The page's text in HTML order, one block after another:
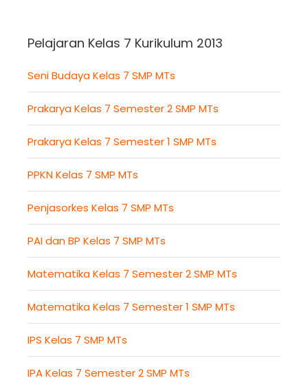
Pelajaran Kelas 7 Kurikulum 2013
Seni Budaya Kelas 7 SMP MTs
Prakarya Kelas 7 Semester 2 SMP MTs
Prakarya Kelas 7 Semester 1 SMP MTs
PPKN Kelas 7 SMP MTs
Penjasorkes Kelas 7 SMP MTs
PAI dan BP Kelas 7 SMP MTs
Matematika Kelas 7 Semester 2 SMP MTs
Matematika Kelas 7 Semester 1 SMP MTs
IPS Kelas 7 SMP MTs
IPA Kelas 7 Semester 2 SMP MTs